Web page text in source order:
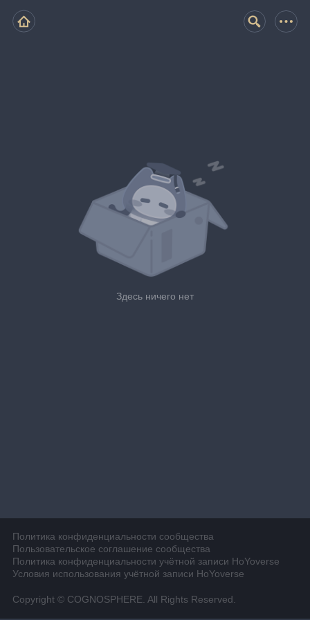
Здесь ничего нет
Политика конфиденциальности сообщества
Пользовательское соглашение сообщества
Политика конфиденциальности учётной записи HoYoverse
Условия использования учётной записи HoYoverse
Copyright © COGNOSPHERE. All Rights Reserved.